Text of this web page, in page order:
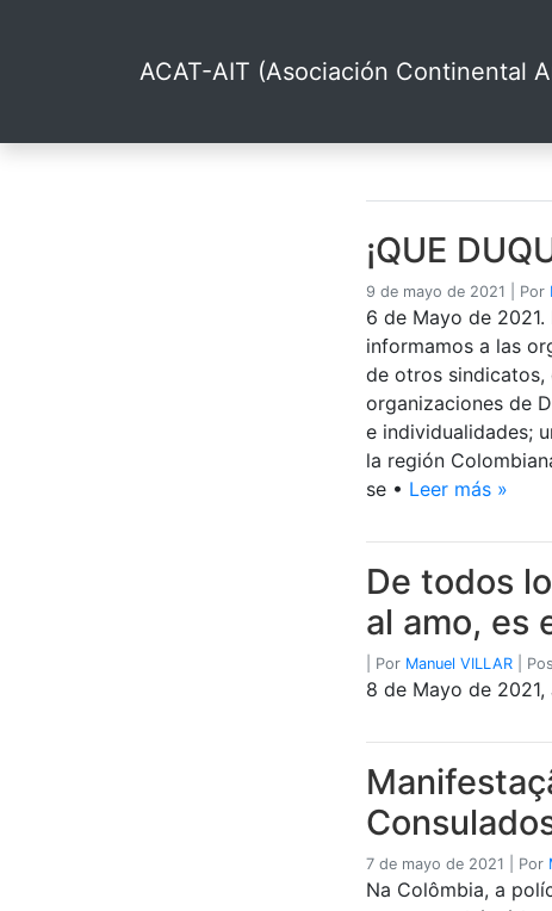
ACAT-AIT (Asociación Continental
¡QUE
9 de mayo de 2021 Por
6 de Mayo de 2021.
informamos a las
de otros sindicatos,
organizaciones de
e individualidades;
la región
se • Leer más »
De todos
al amo, es
Por Manuel VILLAR
8 de Mayo de
7 de mayo de 2021 Por
Na Colômbia, a